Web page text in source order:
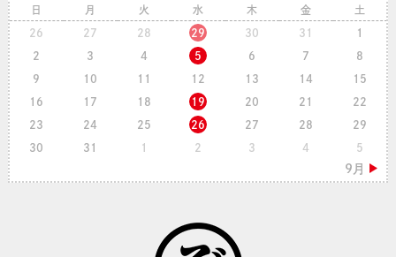
日 月 火 水 木 金 土
26 27 28 29 30 31 1
2 3 4 5 6 7 8
9 10 11 12 13 14 15
16 17 18 19 20 21 22
23 24 25 26 27 28 29
30 31 1 2 3 4 5